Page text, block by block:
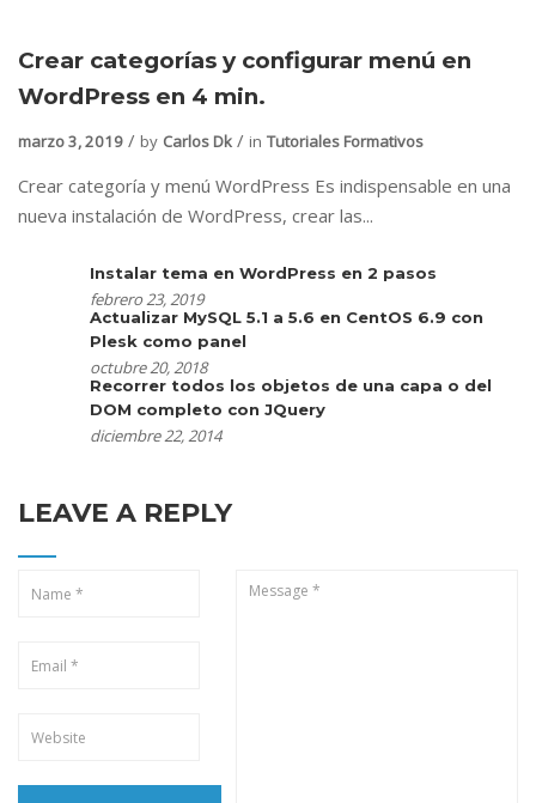
Crear categorías y configurar menú en
WordPress en 4 min.
marzo 3, 2019 by Carlos Dk in Tutoriales Formativos
Crear categoría y menú WordPress Es indispensable en una
nueva instalación de WordPress, crear las...
Instalar tema en WordPress en 2 pasos
febrero 23, 2019
Actualizar MySQL 5.1 a 5.6 en CentOS 6.9 con
Plesk como panel
octubre 20, 2018
Recorrer todos los objetos de una capa o del
DOM completo con JQuery
diciembre 22, 2014
LEAVE A REPLY